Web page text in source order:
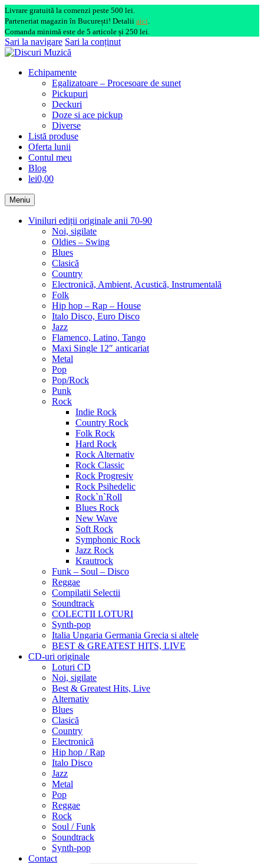
Livrare gratuită la comenzi peste 500 lei.
Parteneriat magazin în București! Detalii aici.
Comanda minimă este de 5 articole și 250 lei.
Sari la navigare Sari la conținut
Echipamente
Egalizatoare – Procesoare de sunet
Pickupuri
Deckuri
Doze si ace pickup
Diverse
Listă produse
Oferta lunii
Contul meu
Blog
lei0,00
Meniu
Viniluri ediții originale anii 70-90
Noi, sigilate
Oldies – Swing
Blues
Clasică
Country
Electronică, Ambient, Acustică, Instrumentală
Folk
Hip hop – Rap – House
Italo Disco, Euro Disco
Jazz
Flamenco, Latino, Tango
Maxi Single 12″ anticariat
Metal
Pop
Pop/Rock
Punk
Rock
Indie Rock
Country Rock
Folk Rock
Hard Rock
Rock Alternativ
Rock Classic
Rock Progresiv
Rock Psihedelic
Rock`n`Roll
Blues Rock
New Wave
Soft Rock
Symphonic Rock
Jazz Rock
Krautrock
Funk – Soul – Disco
Reggae
Compilatii Selectii
Soundtrack
COLECTII LOTURI
Synth-pop
Italia Ungaria Germania Grecia si altele
BEST & GREATEST HITS, LIVE
CD-uri originale
Loturi CD
Noi, sigilate
Best & Greatest Hits, Live
Alternativ
Blues
Clasică
Country
Electronică
Hip hop / Rap
Italo Disco
Jazz
Metal
Pop
Reggae
Rock
Soul / Funk
Soundtrack
Synth-pop
Contact